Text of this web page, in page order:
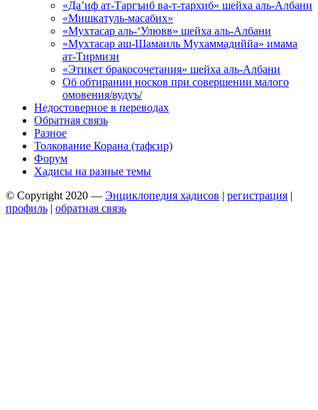
«Да’иф ат-Таргъиб ва-т-тархиб» шейха аль-Албани
«Мишкатуль-масабих»
«Мухтасар аль-‘Улювв» шейха аль-Албани
«Мухтасар аш-Шамаиль Мухаммадиййа» имама
ат-Тирмизи
«Этикет бракосочетания» шейха аль-Албани
Об обтирании носков при совершении малого
омовения/вудуъ/
Недостоверное в переводах
Обратная связь
Разное
Толкование Корана (тафсир)
Форум
Хадисы на разные темы
© Copyright 2020 — Энциклопедия хадисов | регистрация |
профиль | обратная связь